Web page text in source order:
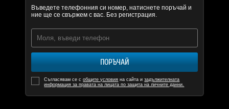
Въведете телефонния си номер, натиснете поръчай и
ние ще се свържем с вас. Без регистрация.
ПОРЪЧАЙ
Съгласявам се собщите условия на сайта изадължителната
информация за правата на лицата по защита на личните данни.